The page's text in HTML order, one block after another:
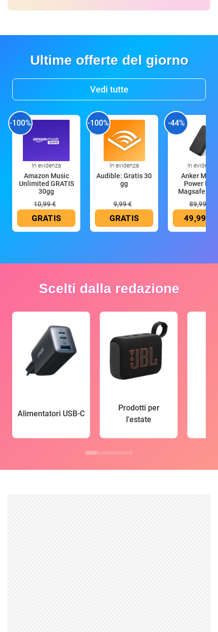
Ultime offerte del giorno
Vedi tutte
-100%
In evidenza
Amazon Music
Unlimited GRATIS
30gg
10,99 €
GRATIS
-100%
In evidenza
Audible: Gratis 30
gg
9,99 €
GRATIS
-44%
In evidenza
Anker
Power
Magsafe
89,99 €
49,99 €
Scelti dalla redazione
Alimentatori USB-C
Prodotti per
l'estate